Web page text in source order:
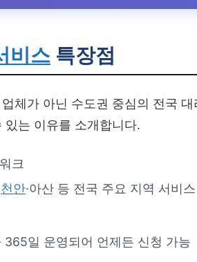
비스 특장점
체가 아닌 수도권 중심의 전국
는 이유를 소개합니다.
크
천안·아산 등 전국 주요 지역 서비스
365일 운영되어 언제든 신청 가능